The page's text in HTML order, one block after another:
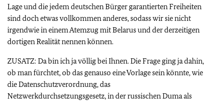
Lage und die jedem deutschen Bürger garantierten Freiheiten
sind doch etwas vollkommen anderes, sodass wir sie nicht
irgendwie in einem Atemzug mit Belarus und der derzeitigen
dortigen Realität nennen können.
ZUSATZ: Da bin ich ja völlig bei Ihnen. Die Frage ging ja dahin,
ob man fürchtet, ob das genauso eine Vorlage sein könnte, wie
die Datenschutzverordnung, das
Netzwerkdurchsetzungsgesetz, in der russischen Duma als